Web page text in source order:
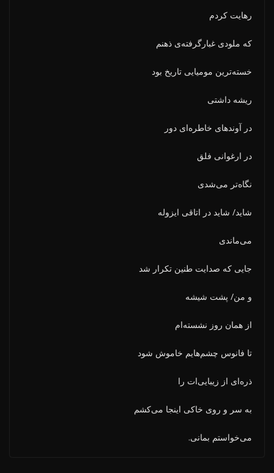
رهایت کردم
که ملودی غبارگرفته‌ی ذهنم
خسته‌ترین مومیایی تاریخ بود
ریشه داشتی
در آوندهای خاطره‌ای دور
در ارغوانی فلق
نگاه‌تر می‌شدی
شاید/ شاید در اتاقی ایزوله
می‌ماندی
جایی که صدایت طنین تکرار شد
و من/ پشت شیشه
از همان روز نشسته‌ام
تا فانوس چشم‌هایم خاموش شود
ذره‌ای از زیبایی‌ات را
به سر و روی خاکی اینجا می‌کشم
می‌خواستم بمانی.